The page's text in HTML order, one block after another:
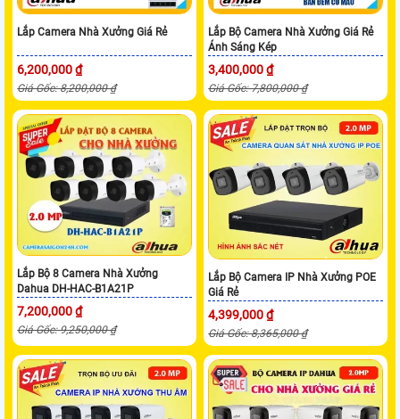
Lắp Camera Nhà Xưởng Giá Rẻ
6,200,000 ₫
Giá Gốc: 8,200,000 ₫
Lắp Bộ Camera Nhà Xưởng Giá Rẻ
Ánh Sáng Kép
3,400,000 ₫
Giá Gốc: 7,800,000 ₫
Lắp Bộ 8 Camera Nhà Xưởng
Dahua DH-HAC-B1A21P
7,200,000 ₫
Giá Gốc: 9,250,000 ₫
Lắp Bộ Camera IP Nhà Xưởng POE
Giá Rẻ
4,399,000 ₫
Giá Gốc: 8,365,000 ₫